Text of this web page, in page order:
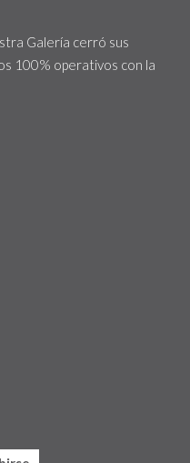
Galería cerró sus
100% operativos con la